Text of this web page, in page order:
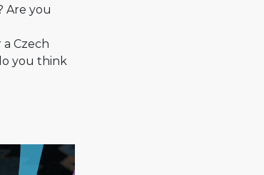
Are you
Czech
you think